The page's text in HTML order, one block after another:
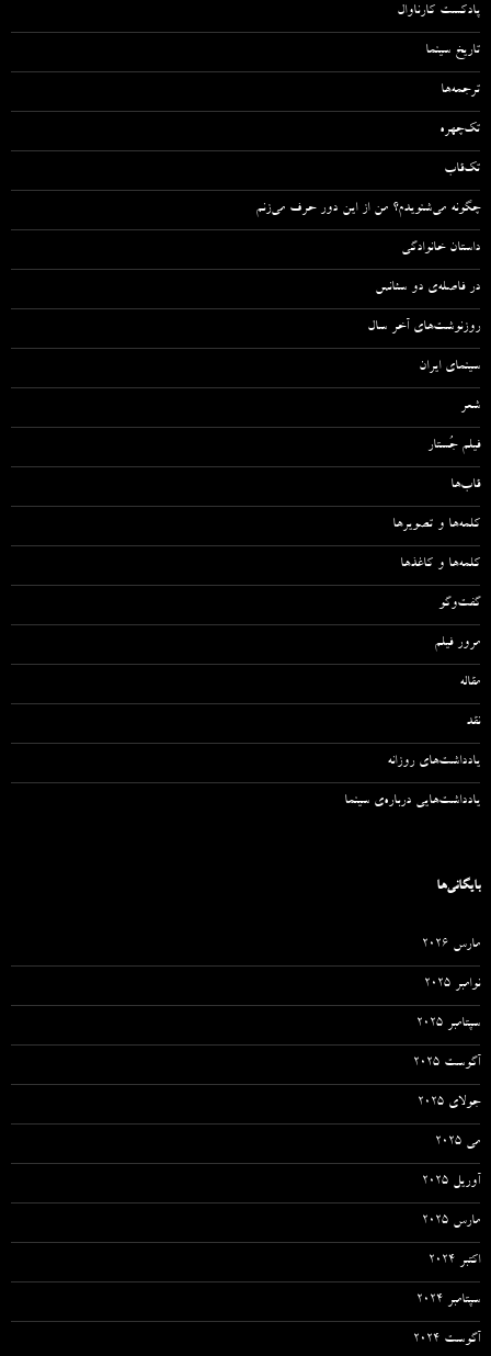
پادکست کارناوال
تاریخ سینما
ترجمه‌ها
تک‌چهره
تک‌قاب
چگونه می‌شنویدم؟ من از این دور حرف می‌زنم
داستان خانوادگی
در فاصله‌ی دو سئانس
روزنوشت‌های آخر سال
سینمای ایران
شعر
فیلم جُستار
قاب‌ها
کلمه‌ها و تصویرها
کلمه‌ها و کاغذها
گفت‌وگو
مرور فیلم
مقاله‌
نقد
یادداشت‌های روزانه
یادداشت‌هایی درباره‌ی سینما
بایگانی‌ها
مارس 2026
نوامبر 2025
سپتامبر 2025
آگوست 2025
جولای 2025
می 2025
آوریل 2025
مارس 2025
اکتبر 2024
سپتامبر 2024
آگوست 2024